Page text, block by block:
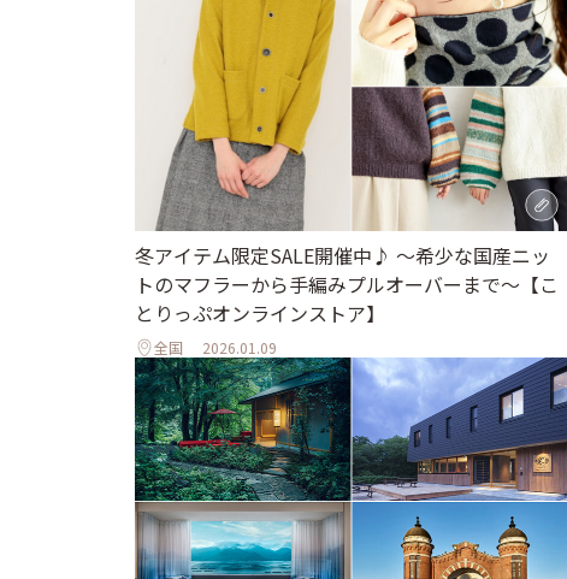
冬アイテム限定SALE開催中♪ ～希少な国産ニッ
トのマフラーから手編みプルオーバーまで～【こ
とりっぷオンラインストア】
全国 2026.01.09